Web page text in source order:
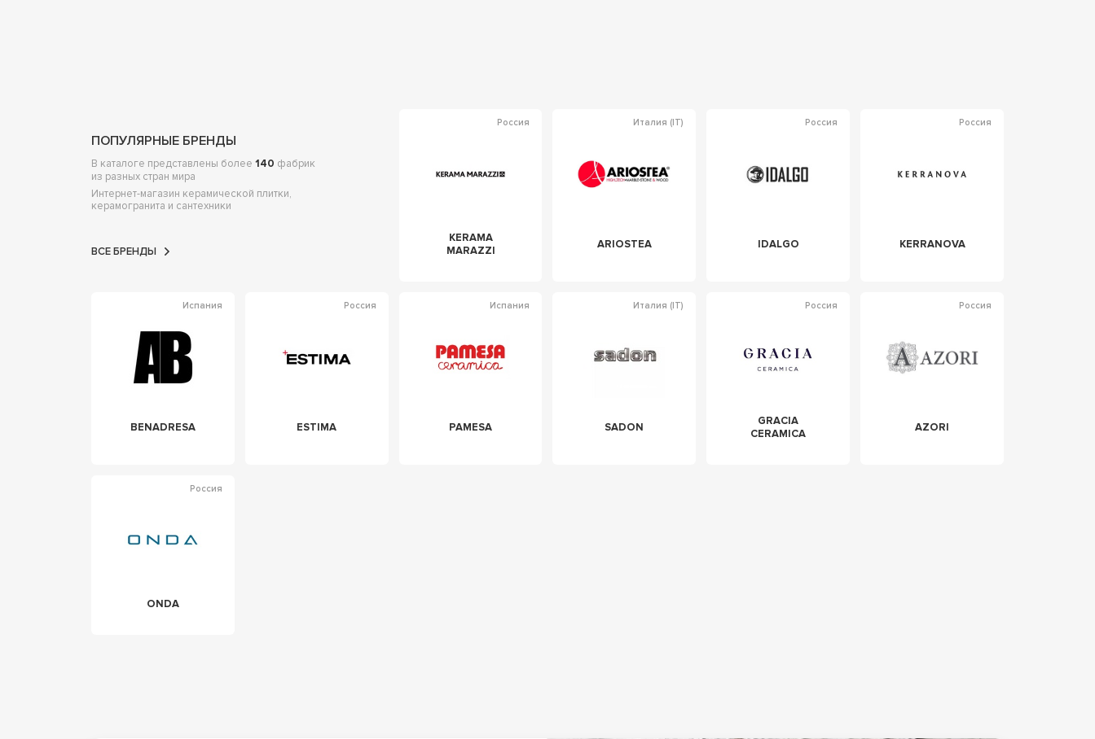
ПОПУЛЯРНЫЕ БРЕНДЫ
В каталоге представлены более 140 фабрик
из разных стран мира
Интернет-магазин керамической плитки,
керамогранита и сантехники
ВСЕ БРЕНДЫ
KERAMA
MARAZZI
Россия
ARIOSTEA
Италия (IT)
IDALGO
Россия
KERRANOVA
Россия
BENADRESA
Испания
ESTIMA
Россия
PAMESA
Испания
SADON
Италия (IT)
GRACIA
CERAMICA
Россия
AZORI
Россия
ONDA
Россия